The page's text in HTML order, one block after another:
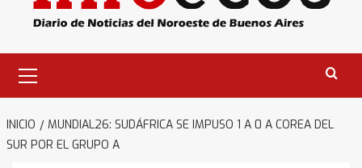
primario
INICIO
MUNDIAL26: SUDÁFRICA SE IMPUSO 1 A 0 A COREA DEL
SUR POR EL GRUPO A